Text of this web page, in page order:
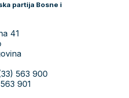
partija Bosne i
41
563 900
901